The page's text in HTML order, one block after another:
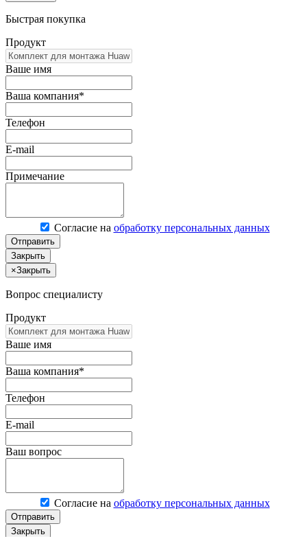
Быстрая покупка
Продукт
Ваше имя
Ваша компания*
Телефон
E-mail
Примечание
Согласие на обработку персональных данных
Отправить
Закрыть
×Закрыть
Вопрос специалисту
Продукт
Ваше имя
Ваша компания*
Телефон
E-mail
Ваш вопрос
Согласие на обработку персональных данных
Отправить
Закрыть